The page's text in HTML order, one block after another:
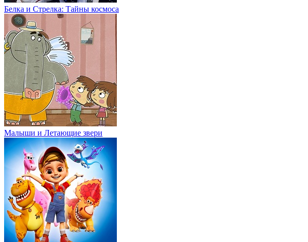
Белка и Стрелка: Тайны космоса
Малыши и Летающие звери